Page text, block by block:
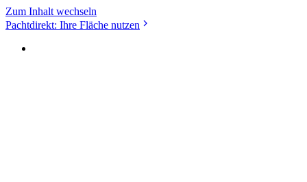
Zum Inhalt wechseln
Pachtdirekt: Ihre Fläche nutzen